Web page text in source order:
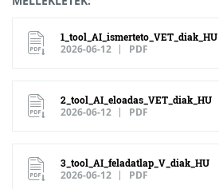
1_tool_AI_ismerteto_VET_diak_HU
2026-06-12 PDF
2_tool_AI_eloadas_VET_diak_HU
2026-06-12 PDF
3_tool_AI_feladatlap_V_diak_HU
2026-06-12 PDF